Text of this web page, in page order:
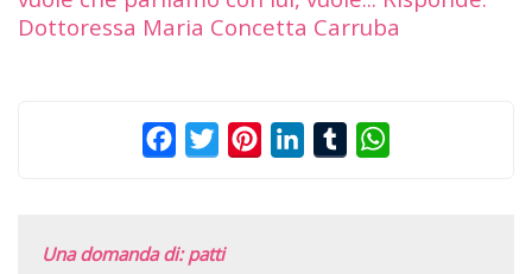
Dottoressa Maria Concetta Carruba
FacebookTwitterPinterestLinkedInTumblr
Una domanda di: patti